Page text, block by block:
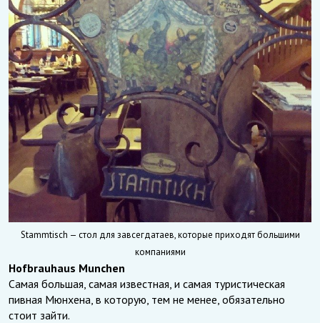
Stammtisch — стол для завсегдатаев, которые приходят большими
компаниями
Hofbrauhaus Munchen
Самая большая, самая известная, и самая туристическая
пивная Мюнхена, в которую, тем не менее, обязательно
стоит зайти.